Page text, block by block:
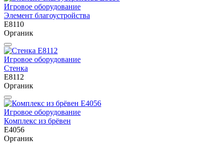
Игровое оборудование
Элемент благоустройства
E8110
Органик
Игровое оборудование
Стенка
E8112
Органик
Игровое оборудование
Комплекс из брёвен
E4056
Органик